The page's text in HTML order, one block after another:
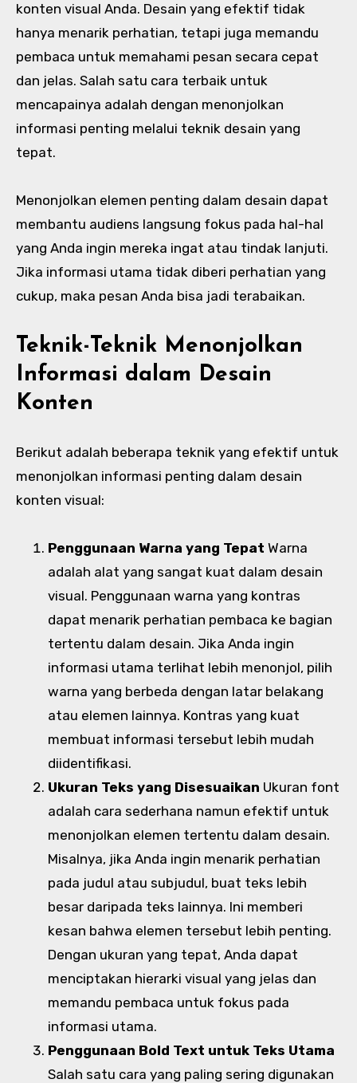
konten visual Anda. Desain yang efektif tidak
hanya menarik perhatian, tetapi juga memandu
pembaca untuk memahami pesan secara cepat
dan jelas. Salah satu cara terbaik untuk
mencapainya adalah dengan menonjolkan
informasi penting melalui teknik desain yang
tepat.
Menonjolkan elemen penting dalam desain dapat
membantu audiens langsung fokus pada hal-hal
yang Anda ingin mereka ingat atau tindak lanjuti.
Jika informasi utama tidak diberi perhatian yang
cukup, maka pesan Anda bisa jadi terabaikan.
Teknik-Teknik Menonjolkan
Informasi dalam Desain
Konten
Berikut adalah beberapa teknik yang efektif untuk
menonjolkan informasi penting dalam desain
konten visual:
Penggunaan Warna yang Tepat Warna
adalah alat yang sangat kuat dalam desain
visual. Penggunaan warna yang kontras
dapat menarik perhatian pembaca ke bagian
tertentu dalam desain. Jika Anda ingin
informasi utama terlihat lebih menonjol, pilih
warna yang berbeda dengan latar belakang
atau elemen lainnya. Kontras yang kuat
membuat informasi tersebut lebih mudah
diidentifikasi.
Ukuran Teks yang Disesuaikan Ukuran font
adalah cara sederhana namun efektif untuk
menonjolkan elemen tertentu dalam desain.
Misalnya, jika Anda ingin menarik perhatian
pada judul atau subjudul, buat teks lebih
besar daripada teks lainnya. Ini memberi
kesan bahwa elemen tersebut lebih penting.
Dengan ukuran yang tepat, Anda dapat
menciptakan hierarki visual yang jelas dan
memandu pembaca untuk fokus pada
informasi utama.
Penggunaan Bold Text untuk Teks Utama
Salah satu cara yang paling sering digunakan